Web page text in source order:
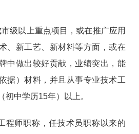
市级以上重点项目，或在推广应用
、新工艺、新材料等方面，或在
中做出较好贡献，业绩突出，能
据）材料，并且从事专业技术工
初中学历15年）以上。
程师职称，任技术员职称以来的